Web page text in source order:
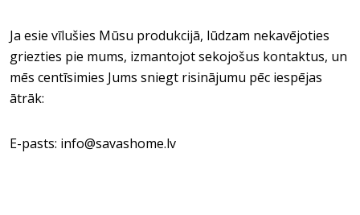
Ja esie vīlušies Mūsu produkcijā, lūdzam nekavējoties
griezties pie mums, izmantojot sekojošus kontaktus, un
mēs centīsimies Jums sniegt risinājumu pēc iespējas
ātrāk:
E-pasts: info@savashome.lv